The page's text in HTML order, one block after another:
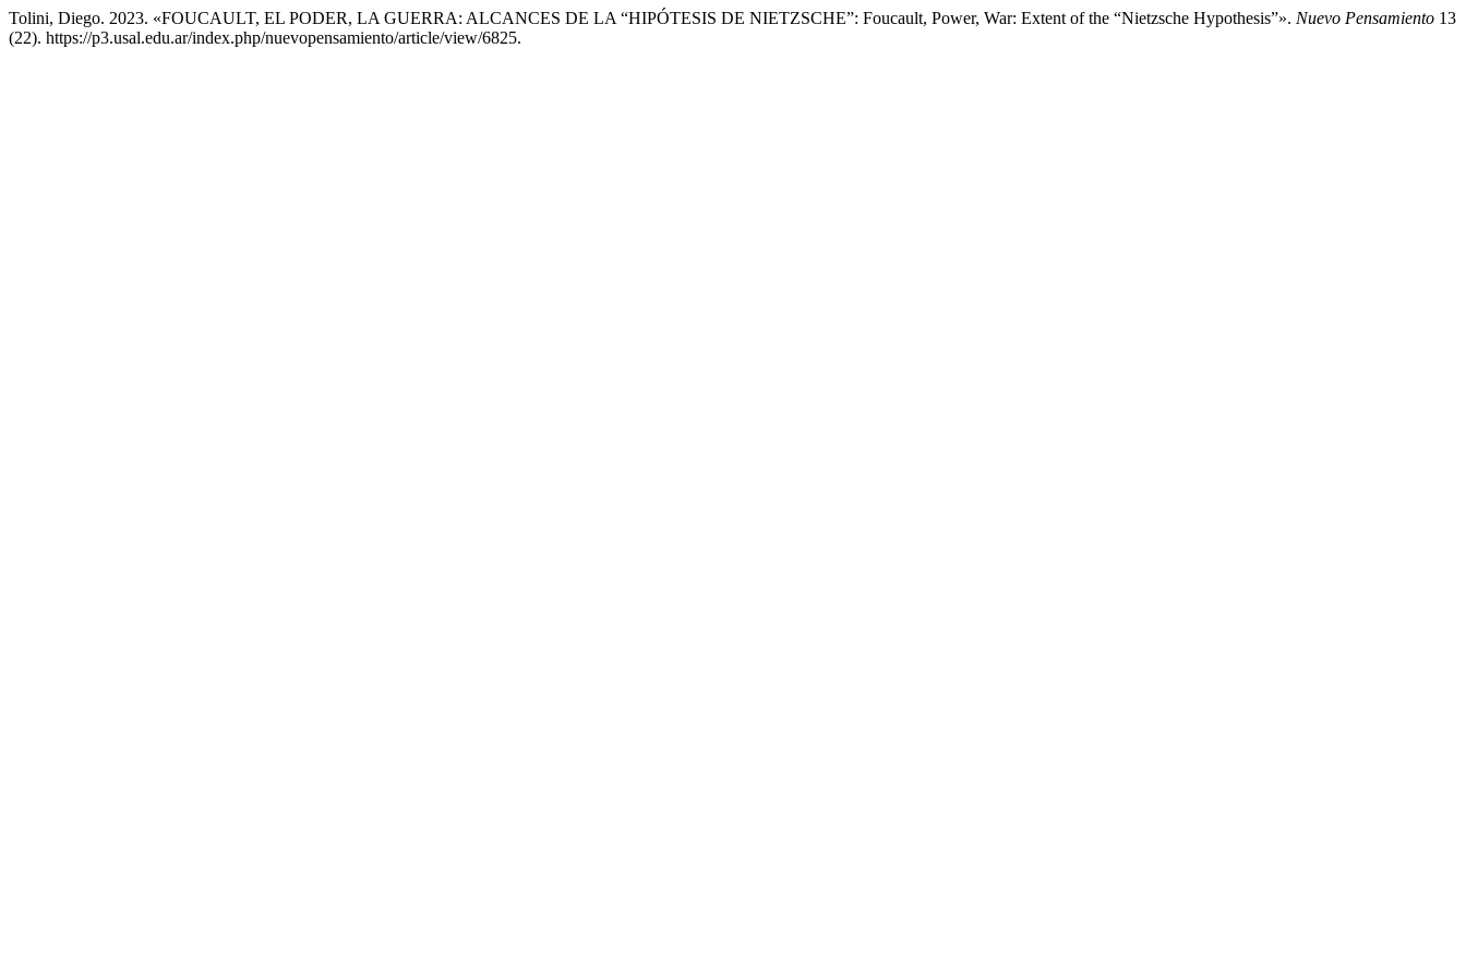
Tolini, Diego. 2023. «FOUCAULT, EL PODER, LA GUERRA: ALCANCES DE LA “HIPÓTESIS DE NIETZSCHE”: Foucault, Power, War: Extent of the “Nietzsche Hypothesis”». Nuevo Pensamiento 13
(22). https://p3.usal.edu.ar/index.php/nuevopensamiento/article/view/6825.